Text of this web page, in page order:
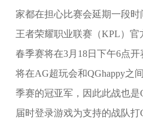
家都在担心比赛会延期一段时
王者荣耀职业联赛（KPL）官
春季赛将在3月18日下午6点
将在AG超玩会和QGhappy之
季赛的冠亚军，因此此战也
届时登录游戏为支持的战队打